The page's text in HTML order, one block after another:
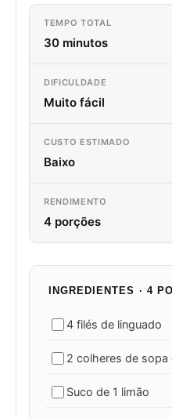
TEMPO TOTAL
30 minutos
DIFICULDADE
Muito fácil
CUSTO ESTIMADO
Baixo
RENDIMENTO
4 porções
INGREDIENTES · 4
4 filés de linguado
2 colheres de sopa
Suco de 1 limão